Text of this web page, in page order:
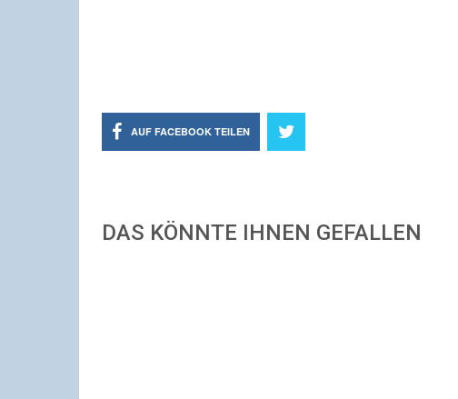
AUF FACEBOOK TEILEN
DAS KÖNNTE IHNEN GEFALLEN